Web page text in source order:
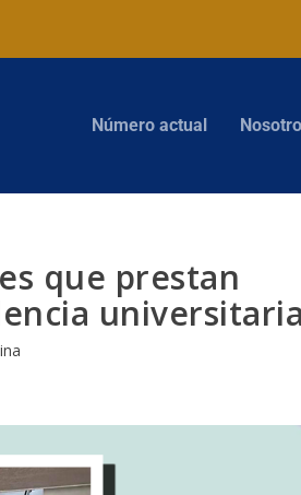
Número actual
que prestan